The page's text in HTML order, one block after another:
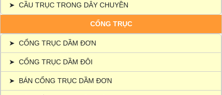
➤ CẦU TRỤC TRONG DÂY CHUYỀN
CỔNG TRỤC
➤ CỔNG TRỤC DẦM ĐƠN
➤ CỔNG TRỤC DẦM ĐÔI
➤ BÁN CỔNG TRỤC DẦM ĐƠN